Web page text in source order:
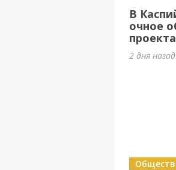
В
очное
2 дня